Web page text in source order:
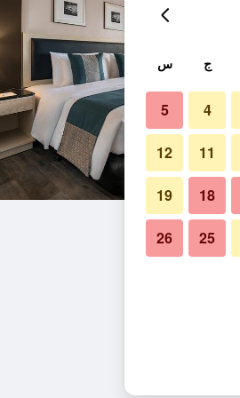
ج س
4
5
11
12
18
19
25
26